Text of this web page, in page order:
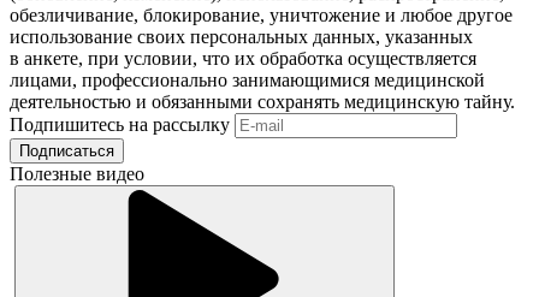
обезличивание, блокирование, уничтожение и любое другое
использование своих персональных данных, указанных
в анкете, при условии, что их обработка осуществляется
лицами, профессионально занимающимися медицинской
деятельностью и обязанными сохранять медицинскую тайну.
Подпишитесь на рассылку
Подписаться
Полезные видео